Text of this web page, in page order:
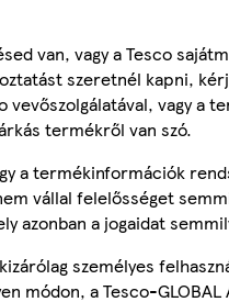
van, vagy a Tesco
szeretnél kapni,
vevőszolgálatával, vagy a
termékről van szó.
a termékinformációk
vállal felelősséget
azonban a jogaidat
személyes
módon, a Tesco-